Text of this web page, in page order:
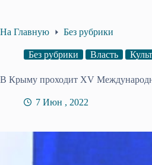
На Главную Без рубрики
Без рубрики Власть
В Крыму проходит XV
7 Июн , 2022